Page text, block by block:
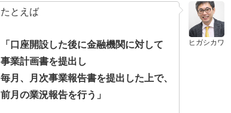
ヒガシカワ
たとえば
「口座開設した後に金融機関に対して
事業計画書を提出し
毎月、月次事業報告書を提出した上で、
前月の業況報告を行う」